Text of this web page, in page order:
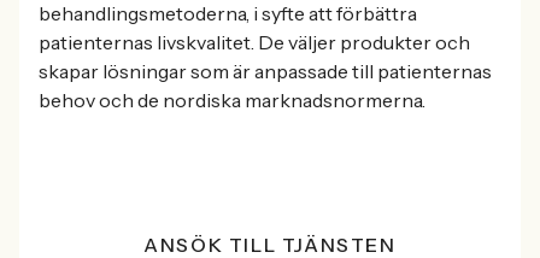
behandlingsmetoderna, i syfte att förbättra
patienternas livskvalitet. De väljer produkter och
skapar lösningar som är anpassade till patienternas
behov och de nordiska marknadsnormerna.
ANSÖK TILL TJÄNSTEN